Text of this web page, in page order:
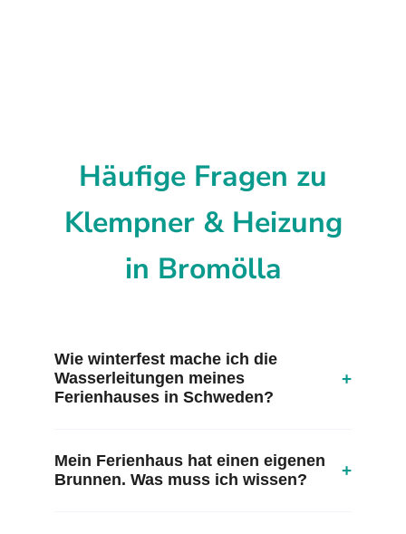
Häufige Fragen zu
Klempner & Heizung
in Bromölla
Wie winterfest mache ich die
Wasserleitungen meines
Ferienhauses in Schweden?
+
Mein Ferienhaus hat einen eigenen
Brunnen. Was muss ich wissen?
+